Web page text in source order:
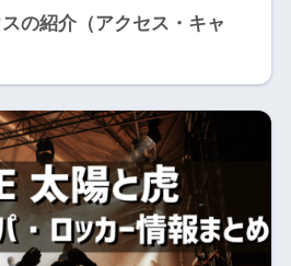
の紹介（アクセス・キャ